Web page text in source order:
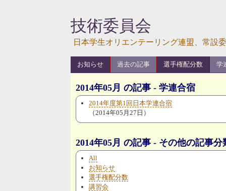
技術委員会
日本学生オリエンテーリング連盟、常設
お知らせ 過去の記事 選手権配分数 学
2014年05月 の記事 - 学連合宿
2014年度第1回日本学連合宿
（2014年05月27日）
2014年05月 の記事 - その他の記事分
All
お知らせ
選手権配分数
講習会